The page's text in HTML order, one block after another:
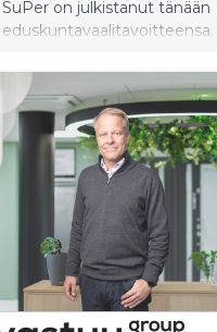
SuPer on julkistanut tänään
eduskuntavaalitavoitteensa.
hoidon
on palautettava viipymättä
eduskunnan aiemmin
mukaisesti, SuPerin
puheenjohtaja Päivi Inberg